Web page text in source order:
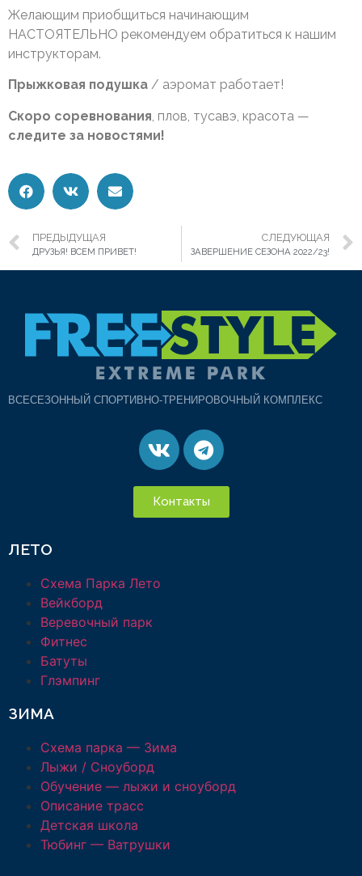
Желающим приобщиться начинающим
НАСТОЯТЕЛЬНО рекомендуем обратиться к нашим
инструкторам.
Прыжковая подушка / аэромат работает!
Скоро соревнования , плов, тусавэ, красота —
следите за новостями!
ПРЕДЫДУЩАЯ
ДРУЗЬЯ! ВСЕМ ПРИВЕТ!
СЛЕДУЮЩАЯ
ЗАВЕРШЕНИЕ СЕЗОНА 2022/23!
ВСЕСЕЗОННЫЙ СПОРТИВНО-ТРЕНИРОВОЧНЫЙ КОМПЛЕКС
Контакты
ЛЕТО
Схема Парка Лето
Вейкборд
Веревочный парк
Фитнес
Батуты
Глэмпинг
ЗИМА
Схема парка — Зима
Лыжи / Сноуборд
Обучение — лыжи и сноуборд
Описание трасс
Детская школа
Тюбинг — Ватрушки